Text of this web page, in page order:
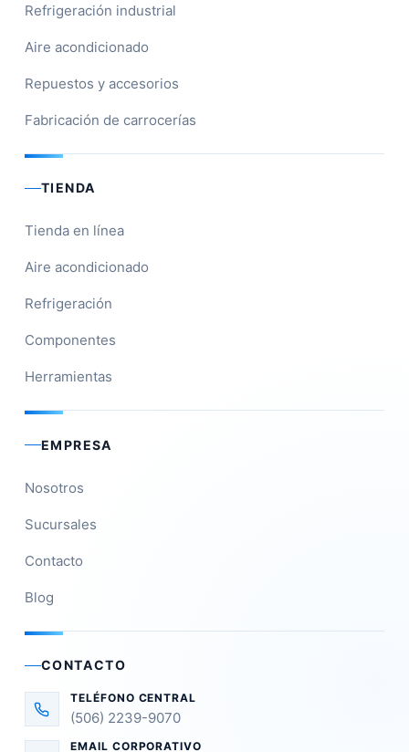
Refrigeración industrial
Aire acondicionado
Repuestos y accesorios
Fabricación de carrocerías
TIENDA
Tienda en línea
Aire acondicionado
Refrigeración
Componentes
Herramientas
EMPRESA
Nosotros
Sucursales
Contacto
Blog
CONTACTO
TELÉFONO CENTRAL
(506) 2239-9070
EMAIL CORPORATIVO